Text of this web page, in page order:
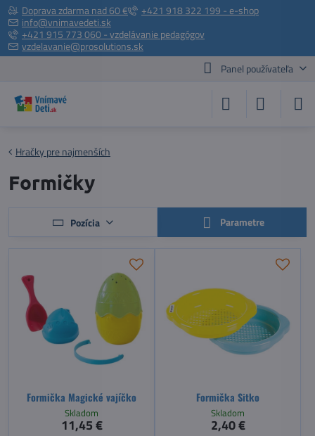
Doprava zdarma nad 60 €
+421 918 322 199 - e-shop
info@vnimavedeti.sk
+421 915 773 060 - vzdelávanie pedagógov
vzdelavanie@prosolutions.sk
Panel používateľa
Hračky pre najmenších
Formičky
Pozícia Parametre
Formička Magické vajíčko
Skladom
11,45 €
Formička Sitko
Skladom
2,40 €